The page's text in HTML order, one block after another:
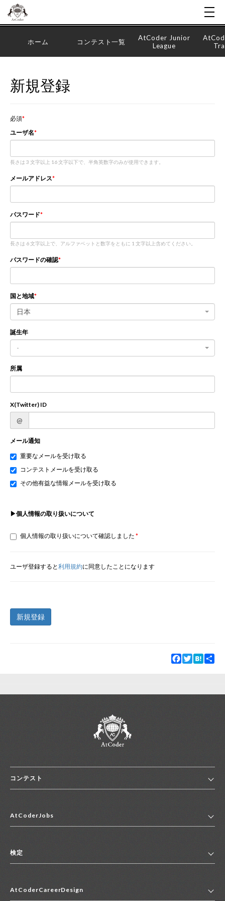
ホーム コンテスト一覧
AtCoder Junior
League
新規登録
必須
ユーザ名
長さは 3 文字以上 16 文字以下で、半角英数字のみが使用できます。
メールアドレス
パスワード
長さは 6 文字以上で、アルファベットと数字をともに 1 文字以上含めてください。
パスワードの確認
国と地域
日本
誕生年
-
所属
X(Twitter) ID
@
メール通知
重要なメールを受け取る
コンテストメールを受け取る
その他有益な情報メールを受け取る
▶個人情報の取り扱いについて
個人情報の取り扱いについて確認しました
ユーザ登録すると利用規約に同意したことになります
新規登録
Facebook
TwitterHatena
コンテスト
コンテスト一覧
便利リンク集
AtCoderJobs
2027年新卒採用求人一覧
中途採用求人一覧
検定
マイページ
AtCoderCareerDesign